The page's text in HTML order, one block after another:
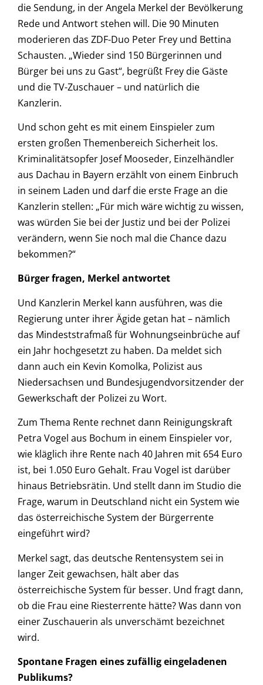
die Sendung, in der Angela Merkel der Bevölkerung
Rede und Antwort stehen will. Die 90 Minuten
moderieren das ZDF-Duo Peter Frey und Bettina
Schausten. „Wieder sind 150 Bürgerinnen und
Bürger bei uns zu Gast“, begrüßt Frey die Gäste
und die TV-Zuschauer – und natürlich die
Kanzlerin.
Und schon geht es mit einem Einspieler zum
ersten großen Themenbereich Sicherheit los.
Kriminalitätsopfer Josef Mooseder, Einzelhändler
aus Dachau in Bayern erzählt von einem Einbruch
in seinem Laden und darf die erste Frage an die
Kanzlerin stellen: „Für mich wäre wichtig zu wissen,
was würden Sie bei der Justiz und bei der Polizei
verändern, wenn Sie noch mal die Chance dazu
bekommen?“
Bürger fragen, Merkel antwortet
Und Kanzlerin Merkel kann ausführen, was die
Regierung unter ihrer Ägide getan hat – nämlich
das Mindeststrafmaß für Wohnungseinbrüche auf
ein Jahr hochgesetzt zu haben. Da meldet sich
dann auch ein Kevin Komolka, Polizist aus
Niedersachsen und Bundesjugendvorsitzender der
Gewerkschaft der Polizei zu Wort.
Zum Thema Rente rechnet dann Reinigungskraft
Petra Vogel aus Bochum in einem Einspieler vor,
wie kläglich ihre Rente nach 40 Jahren mit 654 Euro
ist, bei 1.050 Euro Gehalt. Frau Vogel ist darüber
hinaus Betriebsrätin. Und stellt dann im Studio die
Frage, warum in Deutschland nicht ein System wie
das österreichische System der Bürgerrente
eingeführt wird?
Merkel sagt, das deutsche Rentensystem sei in
langer Zeit gewachsen, hält aber das
österreichische System für besser. Und fragt dann,
ob die Frau eine Riesterrente hätte? Was dann von
einer Zuschauerin als unverschämt bezeichnet
wird.
Spontane Fragen eines zufällig eingeladenen
Publikums?